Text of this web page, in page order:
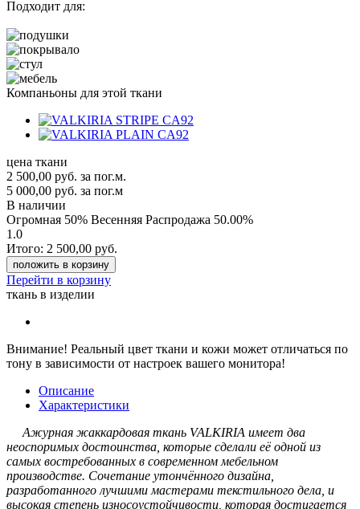
Подходит для:
Компаньоны для этой ткани
цена ткани
2 500,00 руб. за пог.м.
5 000,00 руб. за пог.м
В наличии
Огромная 50% Весенняя Распродажа 50.00%
1.0
Итого: 2 500,00 руб.
положить в корзину
Перейти в корзину
ткань в изделии
Внимание! Реальный цвет ткани и кожи может отличаться по
тону в зависимости от настроек вашего монитора!
Описание
Характеристики
Ажурная жаккардовая ткань VALKIRIA имеет два
неоспоримых достоинства, которые сделали её одной из
самых востребованных в современном мебельном
производстве. Сочетание утончённого дизайна,
разработанного лучшими мастерами текстильного дела, и
высокая степень износоустойчивости, которая достигается